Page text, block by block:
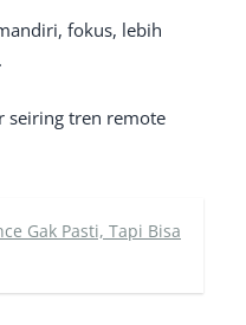
fokus, lebih
seiring tren remote
Gak Pasti, Tapi Bisa